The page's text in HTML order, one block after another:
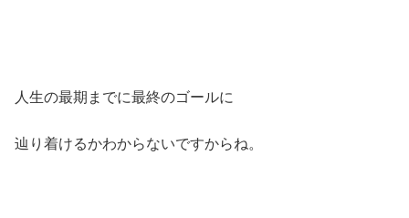
人生の最期までに最終のゴールに
辿り着けるかわからないですからね。